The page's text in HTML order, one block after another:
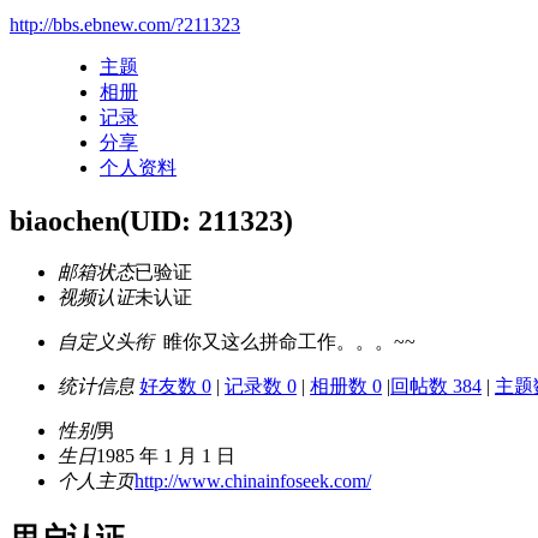
http://bbs.ebnew.com/?211323
主题
相册
记录
分享
个人资料
biaochen(UID: 211323)
邮箱状态已验证
视频认证未认证
自定义头衔 睢你又这么拼命工作。。。~~
统计信息 好友数 0 | 记录数 0 | 相册数 0 |回帖数 384 | 主题
性别男
生日1985 年 1 月 1 日
个人主页http://www.chinainfoseek.com/